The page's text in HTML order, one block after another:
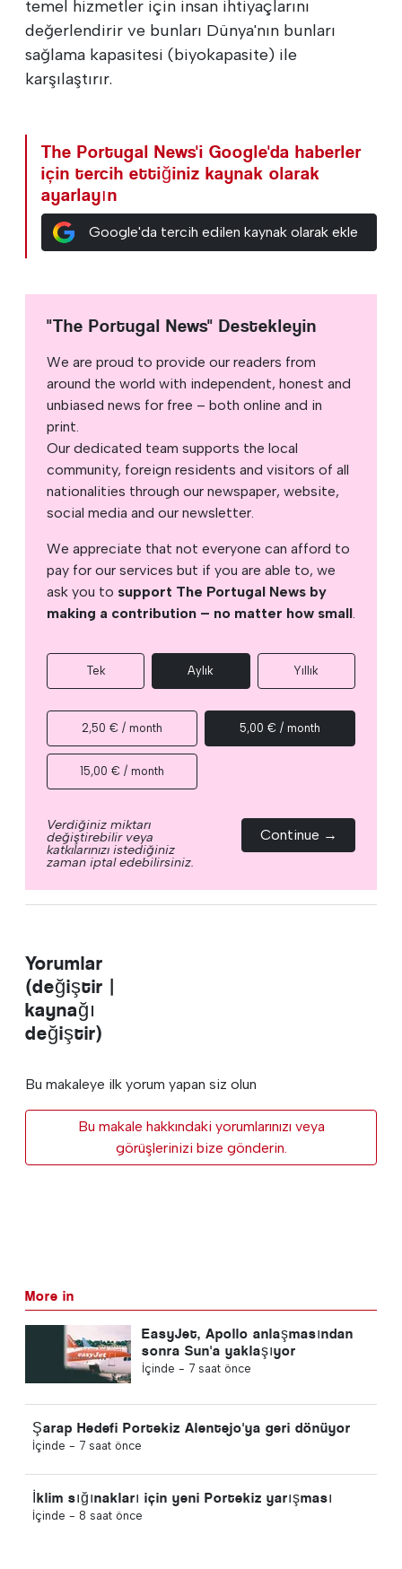
temel hizmetler için insan ihtiyaçlarını
değerlendirir ve bunları Dünya'nın bunları
sağlama kapasitesi (biyokapasite) ile
karşılaştırır.
The Portugal News'i Google'da haberler
için tercih ettiğiniz kaynak olarak
ayarlayın
Google'da tercih edilen kaynak olarak ekle
"The Portugal News" Destekleyin
We are proud to provide our readers from
around the world with independent, honest and
unbiased news for free – both online and in
print.
Our dedicated team supports the local
community, foreign residents and visitors of all
nationalities through our newspaper, website,
social media and our newsletter.
We appreciate that not everyone can afford to
pay for our services but if you are able to, we
ask you to support The Portugal News by
making a contribution – no matter how small.
Tek Aylık Yıllık
2,50 € / month 5,00 € / month
15,00 € / month
Verdiğiniz miktarı
değiştirebilir veya
katkılarınızı istediğiniz
zaman iptal edebilirsiniz.
Continue →
Yorumlar
(değiştir |
kaynağı
değiştir)
Bu makaleye ilk yorum yapan siz olun
Bu makale hakkındaki yorumlarınızı veya
görüşlerinizi bize gönderin.
More in
EasyJet, Apollo anlaşmasından
sonra Sun'a yaklaşıyor
İçinde - 7 saat önce
Şarap Hedefi Portekiz Alentejo'ya geri dönüyor
İçinde - 7 saat önce
İklim sığınakları için yeni Portekiz yarışması
İçinde - 8 saat önce